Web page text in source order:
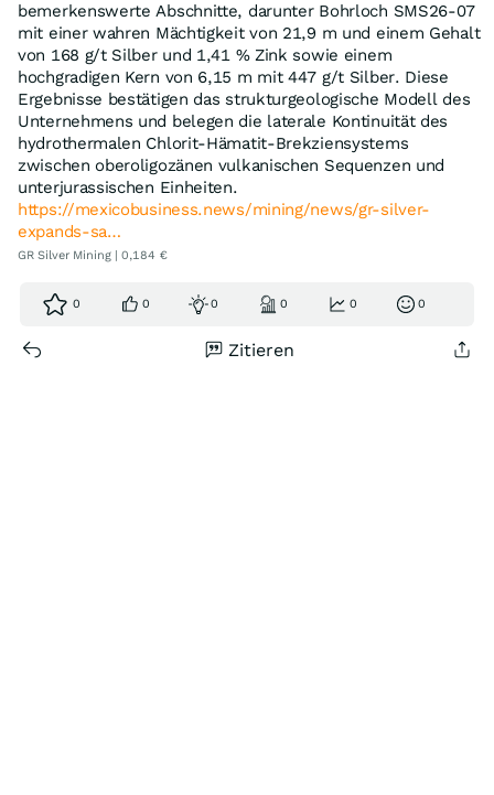
bemerkenswerte Abschnitte, darunter Bohrloch SMS26-07
mit einer wahren Mächtigkeit von 21,9 m und einem Gehalt
von 168 g/t Silber und 1,41 % Zink sowie einem
hochgradigen Kern von 6,15 m mit 447 g/t Silber. Diese
Ergebnisse bestätigen das strukturgeologische Modell des
Unternehmens und belegen die laterale Kontinuität des
hydrothermalen Chlorit-Hämatit-Brekziensystems
zwischen oberoligozänen vulkanischen Sequenzen und
unterjurassischen Einheiten.
https://mexicobusiness.news/mining/news/gr-silver-
expands-sa…
GR Silver Mining | 0,184 €
0 0 0 0 0 0
Zitieren